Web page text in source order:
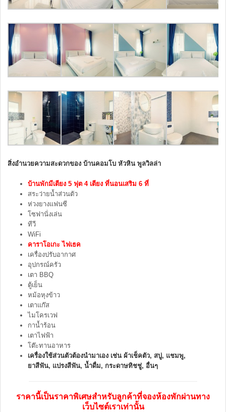
สิ่งอำนวยความสะดวกของ บ้านคอมโบ หัวหิน พูลวิลล่า
บ้านพักมีเตียง 5 ฟุต 4 เตียง ที่นอนเสริม 6 ที่
สระว่ายน้ำส่วนตัว
ห่วงยางแฟนซี
โซฟานั่งเล่น
ทีวี
WiFi
คาราโอเกะ ไฟเธค
เครื่องปรับอากาศ
อุปกรณ์ครัว
เตา BBQ
ตู้เย็น
หม้อหุงข้าว
เตาแก๊ส
ไมโครเวฟ
กาน้ำร้อน
เตาไฟฟ้า
โต๊ะทานอาหาร
เครื่องใช้ส่วนตัวต้องนำมาเอง เช่น ผ้าเช็คตัว, สบู่, แชมพู,
ยาสีฟัน, แปรงสีฟัน, น้ำดื่ม, กระดาษทิชชู่, อื่นๆ
ราคานี้เป็นราคาพิเศษสำหรับลูกค้าที่จองห้องพักผ่านทาง
เว็บไซต์เราเท่านั้น